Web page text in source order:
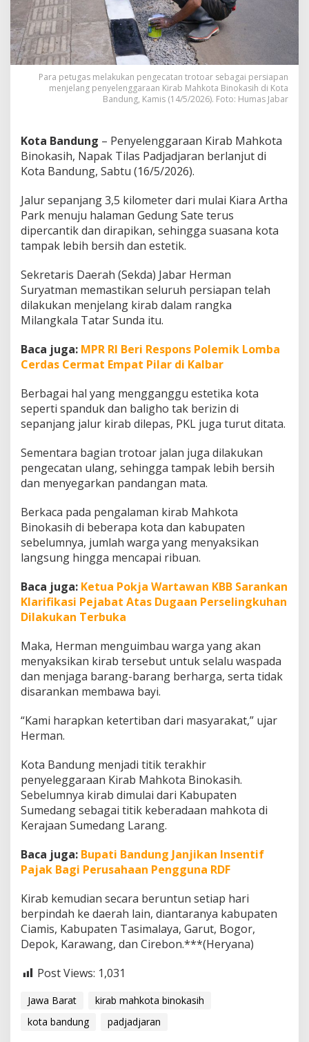
B
i
n
o
k
a
s
i
h
B
a
n
d
n
g
,
S
e
u
r
u
h
J
l
u
D
p
e
c
a
t
k
Para petugas melakukan pengecatan trotoar sebagai persiapan
menjelang penyelenggaraan Kirab Mahkota Binokasih di Kota
Bandung, Kamis (14/5/2026). Foto: Humas Jabar
Kota Bandung – Penyelenggaraan Kirab Mahkota
Binokasih, Napak Tilas Padjadjaran berlanjut di
Kota Bandung, Sabtu (16/5/2026).
Jalur sepanjang 3,5 kilometer dari mulai Kiara Artha
Park menuju halaman Gedung Sate terus
dipercantik dan dirapikan, sehingga suasana kota
tampak lebih bersih dan estetik.
Sekretaris Daerah (Sekda) Jabar Herman
Suryatman memastikan seluruh persiapan telah
dilakukan menjelang kirab dalam rangka
Milangkala Tatar Sunda itu.
Baca juga: MPR RI Beri Respons Polemik Lomba
Cerdas Cermat Empat Pilar di Kalbar
Berbagai hal yang mengganggu estetika kota
seperti spanduk dan baligho tak berizin di
sepanjang jalur kirab dilepas, PKL juga turut ditata.
Sementara bagian trotoar jalan juga dilakukan
pengecatan ulang, sehingga tampak lebih bersih
dan menyegarkan pandangan mata.
Berkaca pada pengalaman kirab Mahkota
Binokasih di beberapa kota dan kabupaten
sebelumnya, jumlah warga yang menyaksikan
langsung hingga mencapai ribuan.
Baca juga: Ketua Pokja Wartawan KBB Sarankan
Klarifikasi Pejabat Atas Dugaan Perselingkuhan
Dilakukan Terbuka
Maka, Herman menguimbau warga yang akan
menyaksikan kirab tersebut untuk selalu waspada
dan menjaga barang-barang berharga, serta tidak
disarankan membawa bayi.
“Kami harapkan ketertiban dari masyarakat,” ujar
Herman.
Kota Bandung menjadi titik terakhir
penyeleggaraan Kirab Mahkota Binokasih.
Sebelumnya kirab dimulai dari Kabupaten
Sumedang sebagai titik keberadaan mahkota di
Kerajaan Sumedang Larang.
Baca juga: Bupati Bandung Janjikan Insentif
Pajak Bagi Perusahaan Pengguna RDF
Kirab kemudian secara beruntun setiap hari
berpindah ke daerah lain, diantaranya kabupaten
Ciamis, Kabupaten Tasimalaya, Garut, Bogor,
Depok, Karawang, dan Cirebon.***(Heryana)
Post Views: 1,031
Jawa Barat
kirab mahkota binokasih
kota bandung
padjadjaran